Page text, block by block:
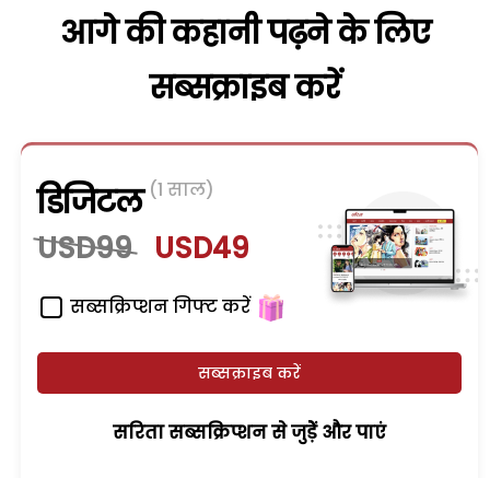
आगे की कहानी पढ़ने के लिए
सब्सक्राइब करें
डिजिटल (1 साल)
USD99 USD49
सब्सक्रिप्शन गिफ्ट करें
सब्सक्राइब करें
सरिता सब्सक्रिप्शन से जुड़ेें और पाएं